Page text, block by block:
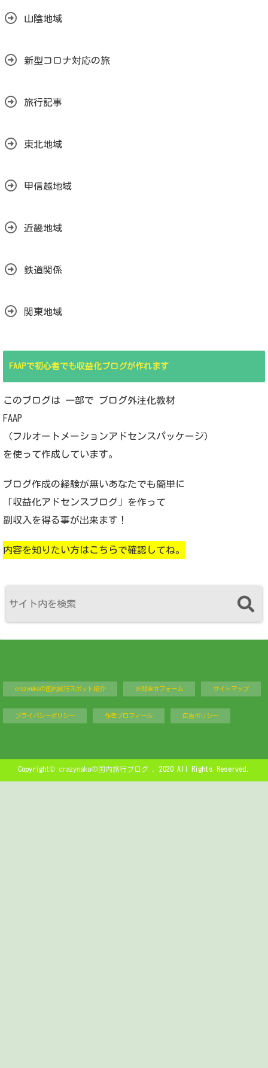
山陰地域
新型コロナ対応の旅
旅行記事
東北地域
甲信越地域
近畿地域
鉄道関係
関東地域
FAAPで初心者でも収益化ブログが作れます
このブログは 一部で ブログ外注化教材
FAAP
（フルオートメーションアドセンスパッケージ）
を使って作成しています。
ブログ作成の経験が無いあなたでも簡単に
「収益化アドセンスブログ」を作って
副収入を得る事が出来ます！
内容を知りたい方はこちらで確認してね。
crazynakaの国内旅行スポット紹介 お問合せフォーム サイトマップ
プライバシーポリシー 作者プロフィール 広告ポリシー
Copyright© crazynakaの国内旅行ブログ , 2020 All Rights Reserved.